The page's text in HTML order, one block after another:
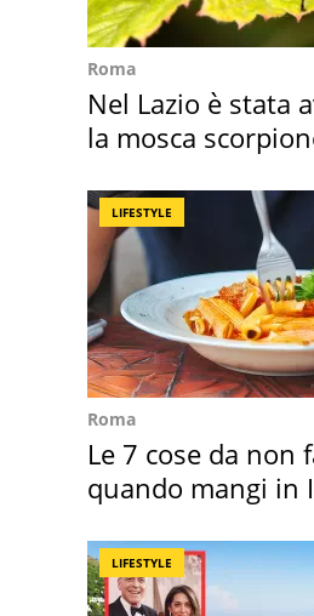
Roma
Nel Lazio è stata
la mosca
LIFESTYLE
Roma
Le 7 cose da non
quando mangi in
LIFESTYLE